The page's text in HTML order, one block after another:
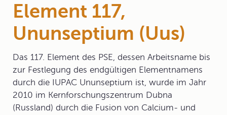
Element 117,
Ununseptium (Uus)
Das 117. Element des PSE, dessen Arbeitsname bis
zur Festlegung des endgültigen Elementnamens
durch die IUPAC Ununseptium ist, wurde im Jahr
2010 im Kernforschungszentrum Dubna
(Russland) durch die Fusion von Calcium- und